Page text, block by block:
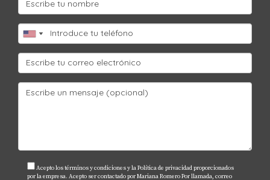
reduciendo costos operativos mediante una mejor
gestión. Si deseas más información o asesoría sobre
inversiones inmobiliarias en Florida, ¡contacta a Mariana
Romero hoy mismo!
Acepto los términos y condiciones y la Política de privacidad proporcionados
por la empresa. Acepto ser contactado por Mariana Romero Por llamada, correo